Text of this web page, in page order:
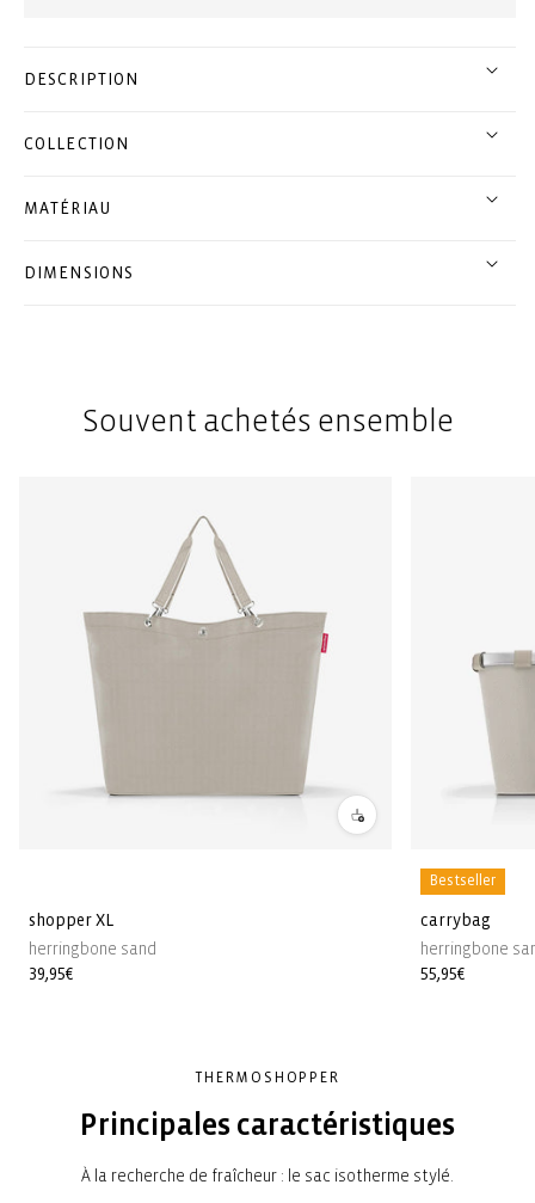
DESCRIPTION
COLLECTION
MATÉRIAU
DIMENSIONS
Souvent achetés ensemble
shopper XL
herringbone sand
Prix
39,95€
Bestseller
carrybag
herringbone
Prix
55,95€
THERMOSHOPPER
Principales caractéristiques
À la recherche de fraîcheur : le sac isotherme stylé.